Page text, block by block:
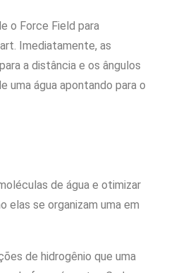
o Force Field para
Imediatamente, as
a distância e os ângulos
uma água apontando para o
de água e otimizar
elas se organizam uma em
de hidrogênio que uma